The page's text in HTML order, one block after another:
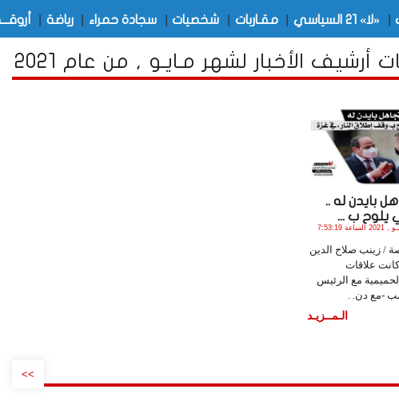
«لا» 21 السياسي مقـاربات شخصيات سجادة حمراء رياضة
أرشيف الأخبار لشهر مـايـو , من عام 2021
بايدن له ..
يلوح ب ...
الأحد , 30 مـايـو , 2021 الساعة 7:53:19
/ زينب صلاح الدين
كانت علاقات
مع الرئيس
-مع دن. .
الـمــزيـد
>>